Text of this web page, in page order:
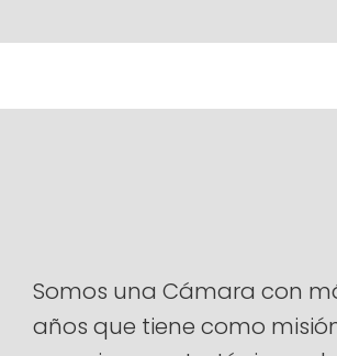
Somos una Cámara con
años que tiene como